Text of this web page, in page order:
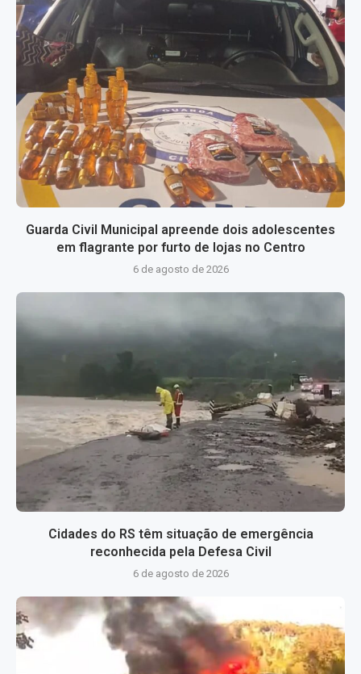
Guarda Civil Municipal apreende dois adolescentes
em flagrante por furto de lojas no Centro
6 de agosto de 2026
Cidades do RS têm situação de emergência
reconhecida pela Defesa Civil
6 de agosto de 2026